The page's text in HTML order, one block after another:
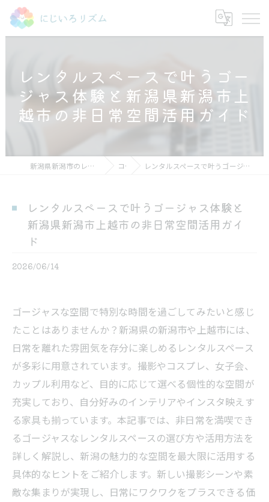
レンタルスペースで叶うゴー
ジャス体験と新潟県新潟市上
越市の非日常空間活用ガイド
新潟県新潟市のレンタルスペースならにじいろリズム コラム レンタルスペースで叶うゴージャス体験と新潟県新潟市上越市の非日常空間活用ガイド
レンタルスペースで叶うゴージャス体験と
新潟県新潟市上越市の非日常空間活用ガイ
ド
2026/06/14
ゴージャスな空間で特別な時間を過ごしてみたいと感じ
たことはありませんか？新潟県の新潟市や上越市には、
日常を離れた雰囲気を存分に楽しめるレンタルスペース
が多彩に用意されています。撮影やコスプレ、女子会、
カップル利用など、目的に応じて選べる個性的な空間が
充実しており、自分好みのインテリアやインスタ映えす
る家具も揃っています。本記事では、非日常を満喫でき
るゴージャスなレンタルスペースの選び方や活用方法を
詳しく解説し、新潟の魅力的な空間を最大限に活用する
具体的なヒントをご紹介します。新しい撮影シーンや素
敵な集まりが実現し、日常にワクワクをプラスできる価